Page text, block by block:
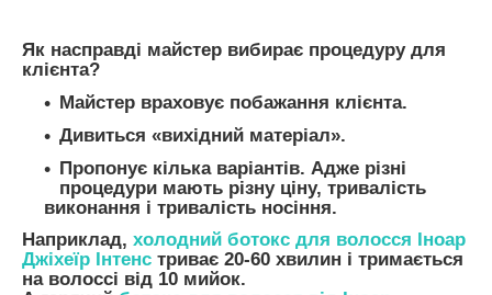
Як насправді майстер вибирає процедуру для
клієнта?
Майстер враховує побажання клієнта.
Дивиться «вихідний матеріал».
Пропонує кілька варіантів. Адже різні
процедури мають різну ціну, тривалість
виконання і тривалість носіння.
Наприклад, холодний ботокс для волосся Іноар
Джіхеїр Інтенс триває 20-60 хвилин і тримається
на волоссі від 10 мийок.